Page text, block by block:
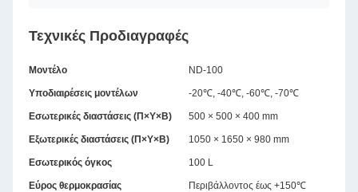
Τεχνικές Προδιαγραφές
Μοντέλο ND-100
Υποδιαιρέσεις μοντέλων -20℃, -40℃, -60℃, -70℃
Εσωτερικές διαστάσεις (Π×Υ×Β) 500 × 500 × 400 mm
Εξωτερικές διαστάσεις (Π×Υ×Β) 1050 × 1650 × 980 mm
Εσωτερικός όγκος 100 L
Εύρος θερμοκρασίας
Περιβάλλοντος έως +150℃